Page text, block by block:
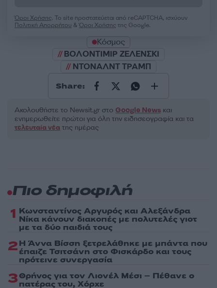
Όροι Χρήσης. Το site προστατεύεται από reCAPTCHA, ισχύουν
Πολιτική Απορρήτου &Όροι Χρήσης της Google.
Κόσμος
ΒΟΛΟΝΤΙΜΙΡ ΖΕΛΕΝΣΚΙ
ΝΤΟΝΑΛΝΤ ΤΡΑΜΠ
Share:
Ακολουθήστε το Νewsit.gr στο Google News και
ενημερωθείτε πρώτοι για όλη την ειδησεογραφία και τα
τελευταία νέα της ημέρας
Πιο δημοφιλή
1 Κωνσταντίνος Αργυρός και Αλεξάνδρα
Νίκα κάνουν διακοπές με πολυτελές γιοτ
με τα δύο παιδιά τους
2Η Άννα Βίσση ξετρελάθηκε με μπάντα που
έπαιζε Τσιτσάνη στο Φισκάρδο και τους
πρότεινε συνεργασία
3Θρήνος για τον Λιονέλ Μέσι – Πέθανε ο
πατέρας του, Χόρχε